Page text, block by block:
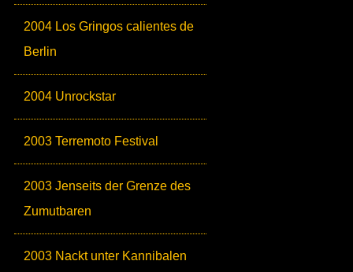
2004 Los Gringos calientes de
Berlin
2004 Unrockstar
2003 Terremoto Festival
2003 Jenseits der Grenze des
Zumutbaren
2003 Nackt unter Kannibalen